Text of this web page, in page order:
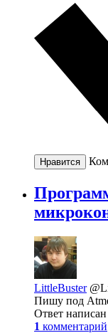
Нравится
LittleBuster
Пишу под
Ответ написан
1 комментарий